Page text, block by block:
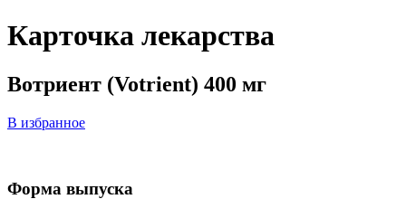
Карточка лекарства
Вотриент (Votrient) 400 мг
В избранное
Форма выпуска